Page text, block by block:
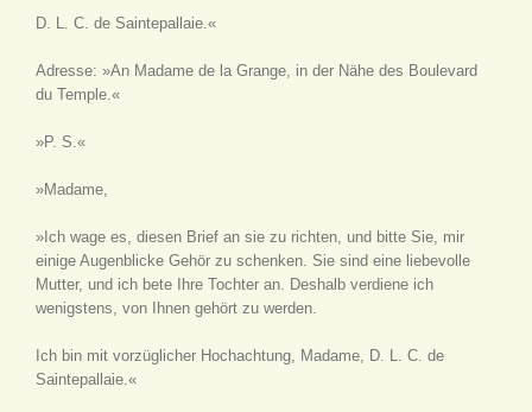
D. L. C. de Saintepallaie.«
Adresse: »An Madame de la Grange, in der Nähe des Boulevard
du Temple.«
»P. S.«
»Madame,
»Ich wage es, diesen Brief an sie zu richten, und bitte Sie, mir
einige Augenblicke Gehör zu schenken. Sie sind eine liebevolle
Mutter, und ich bete Ihre Tochter an. Deshalb verdiene ich
wenigstens, von Ihnen gehört zu werden.
Ich bin mit vorzüglicher Hochachtung, Madame, D. L. C. de
Saintepallaie.«